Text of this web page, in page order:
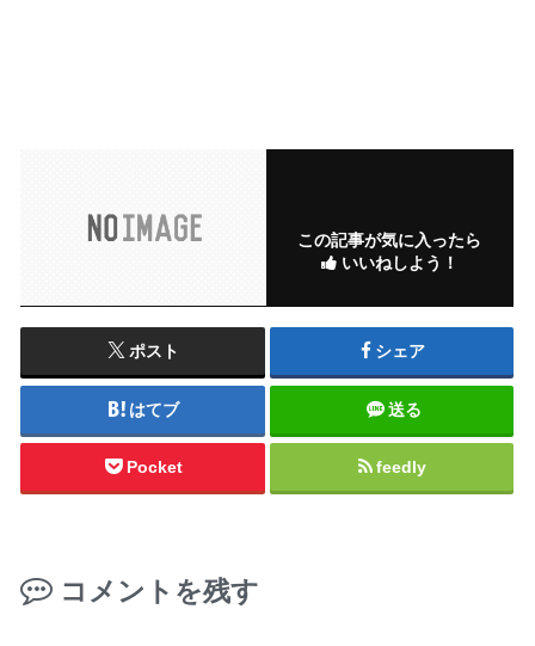
この記事が気に入ったら
いいねしよう！
ポスト シェア
はてブ 送る
Pocket feedly
コメントを残す